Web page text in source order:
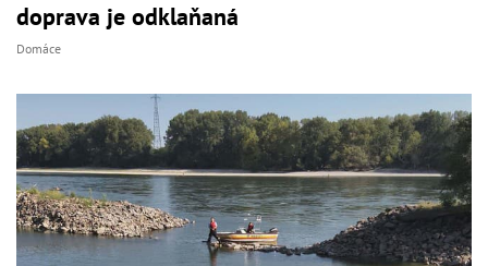
doprava je odklaňaná
Domáce